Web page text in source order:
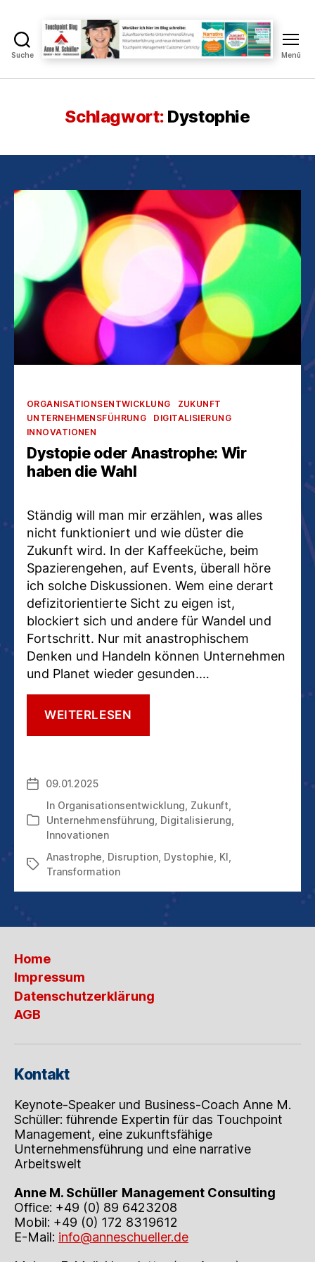
Suche
Touchpoint
Blog
M.
Schüller
Menü
Schlagwort: Dystophie
Kategorien
ORGANISATIONSENTWICKLUNG
ZUKUNFT
UNTERNEHMENSFÜHRUNG
DIGITALISIERUNG
INNOVATIONEN
Dystopie oder Anastrophe: Wir
haben die Wahl
Ständig will man mir erzählen, was alles
nicht funktioniert und wie düster die
Zukunft wird. In der Kaffeeküche, beim
Spazierengehen, auf Events, überall höre
ich solche Diskussionen. Wem eine derart
defizitorientierte Sicht zu eigen ist,
blockiert sich und andere für Wandel und
Fortschritt. Nur mit anastrophischem
Denken und Handeln können Unternehmen
und Planet wieder gesunden.…
WEITERLESEN
WAHL
Veröffentlichungsdatum
09.01.2025
Kategorien
In Organisationsentwicklung Zukunft
Unternehmensführung Digitalisierung
Innovationen
Schlagwörter
Anastrophe Disruption Dystophie KI
Transformation
Home
Impressum
Datenschutzerklärung
AGB
Kontakt
Keynote-Speaker und Business-Coach Anne M.
Schüller: führende Expertin für das Touchpoint
Management, eine zukunftsfähige
Unternehmensführung und eine narrative
Arbeitswelt
Anne M. Schüller Management Consulting
Office: +49 (0) 89 6423208
Mobil: +49 (0) 172 8319612
E-Mail: info@anneschueller.de